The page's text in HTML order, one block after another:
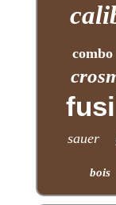
combo
sauer
bois